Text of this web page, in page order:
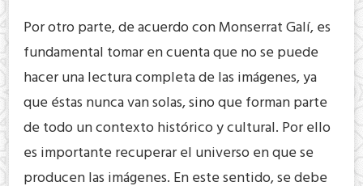
Por otro parte, de acuerdo con Monserrat Galí, es
fundamental tomar en cuenta que no se puede
hacer una lectura completa de las imágenes, ya
que éstas nunca van solas, sino que forman parte
de todo un contexto histórico y cultural. Por ello
es importante recuperar el universo en que se
producen las imágenes. En este sentido, se debe